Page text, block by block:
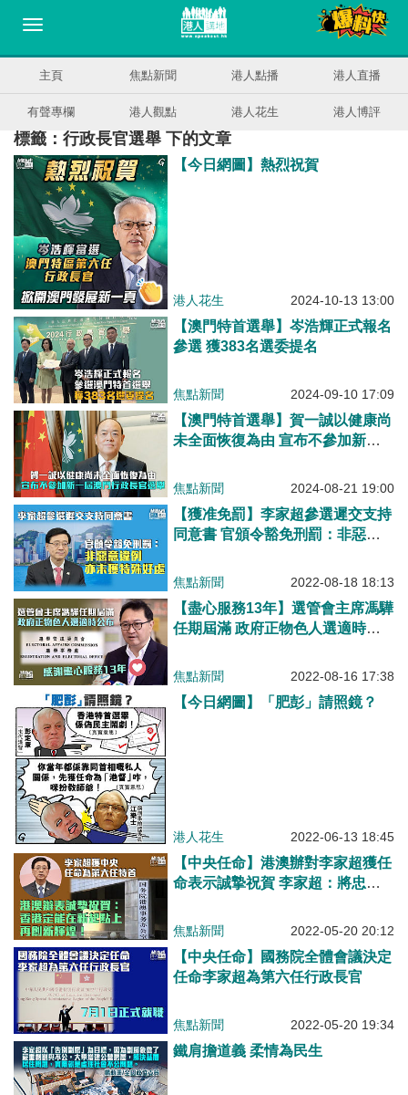
主頁 焦點新聞 港人點播 港人直播
有聲專欄 港人觀點 港人花生 港人博評
標籤：行政長官選舉 下的文章
【今日網圖】熱烈祝賀
港人花生 2024-10-13 13:00
【澳門特首選舉】岑浩輝正式報名
參選 獲383名選委提名
焦點新聞 2024-09-10 17:09
【澳門特首選舉】賀一誠以健康尚
未全面恢復為由 宣布不參加新一
焦點新聞 2024-08-21 19:00
【獲准免罰】李家超參選遲交支持
同意書 官頒令豁免刑罰：非惡意
焦點新聞 2022-08-18 18:13
【盡心服務13年】選管會主席馮驊
任期屆滿 政府正物色人選適時公
焦點新聞 2022-08-16 17:38
【今日網圖】「肥彭」請照鏡？
港人花生 2022-06-13 18:45
【中央任命】港澳辦對李家超獲任
命表示誠摯祝賀 李家超：將忠
焦點新聞 2022-05-20 20:12
【中央任命】國務院全體會議決定
任命李家超為第六任行政長官
焦點新聞 2022-05-20 19:34
鐵肩擔道義 柔情為民生